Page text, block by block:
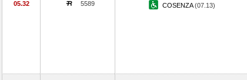
05.32 5589 COSENZA(07.13)